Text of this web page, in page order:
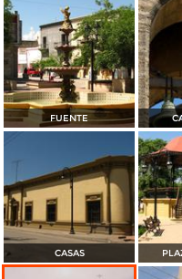
FUENTE
CASAS